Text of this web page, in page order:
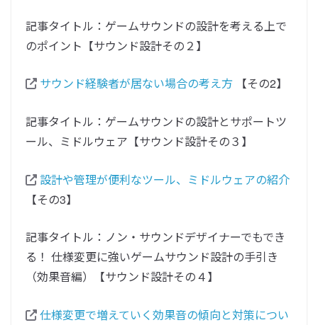
記事タイトル：ゲームサウンドの設計を考える上で
のポイント【サウンド設計その２】
サウンド経験者が居ない場合の考え方 【その2】
記事タイトル：ゲームサウンドの設計とサポートツ
ール、ミドルウェア【サウンド設計その３】
設計や管理が便利なツール、ミドルウェアの紹介
【その3】
記事タイトル：ノン・サウンドデザイナーでもでき
る！ 仕様変更に強いゲームサウンド設計の手引き
（効果音編）【サウンド設計その４】
仕様変更で増えていく効果音の傾向と対策につい